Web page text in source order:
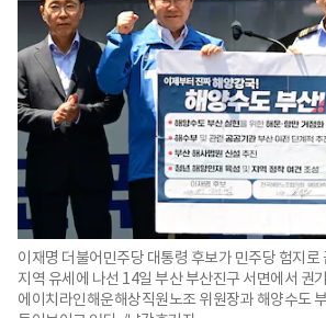
이재명 더불어민주당 대통령 후보가 민주당 험지
지역 유세에 나선 14일 부산 부산진구 서면에서 권
에이치라인해운해상직원노조 위원장과 해양수도